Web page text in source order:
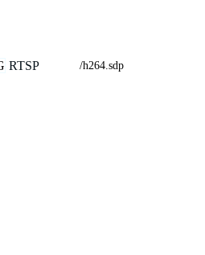
RTSP /h264.sdp